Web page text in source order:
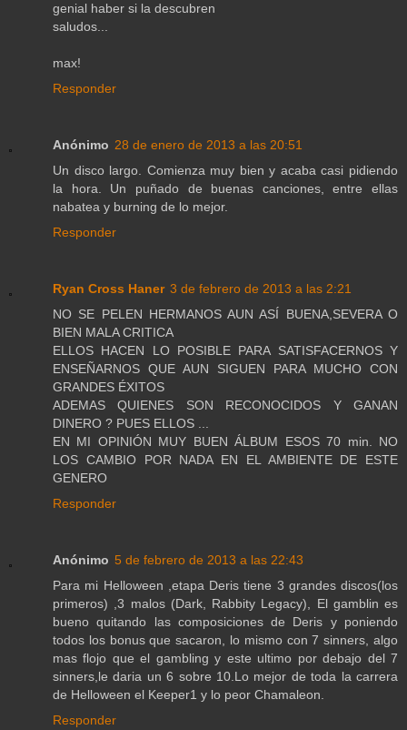
genial haber si la descubren
saludos...
max!
Responder
Anónimo 28 de enero de 2013 a las 20:51
Un disco largo. Comienza muy bien y acaba casi pidiendo
la hora. Un puñado de buenas canciones, entre ellas
nabatea y burning de lo mejor.
Responder
Ryan Cross Haner 3 de febrero de 2013 a las 2:21
NO SE PELEN HERMANOS AUN ASÍ BUENA,SEVERA O
BIEN MALA CRITICA
ELLOS HACEN LO POSIBLE PARA SATISFACERNOS Y
ENSEÑARNOS QUE AUN SIGUEN PARA MUCHO CON
GRANDES ÉXITOS
ADEMAS QUIENES SON RECONOCIDOS Y GANAN
DINERO ? PUES ELLOS ...
EN MI OPINIÓN MUY BUEN ÁLBUM ESOS 70 min. NO
LOS CAMBIO POR NADA EN EL AMBIENTE DE ESTE
GENERO
Responder
Anónimo 5 de febrero de 2013 a las 22:43
Para mi Helloween ,etapa Deris tiene 3 grandes discos(los
primeros) ,3 malos (Dark, Rabbity Legacy), El gamblin es
bueno quitando las composiciones de Deris y poniendo
todos los bonus que sacaron, lo mismo con 7 sinners, algo
mas flojo que el gambling y este ultimo por debajo del 7
sinners,le daria un 6 sobre 10.Lo mejor de toda la carrera
de Helloween el Keeper1 y lo peor Chamaleon.
Responder